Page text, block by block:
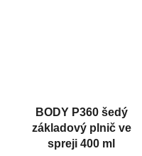
BODY P360 šedý
základový plnič ve
spreji 400 ml